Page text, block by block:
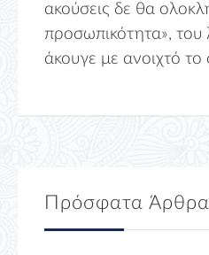
ακούσεις δε θα
προσωπικότητα», του
άκουγε με ανοιχτό το
Πρόσφατα Άρθρα